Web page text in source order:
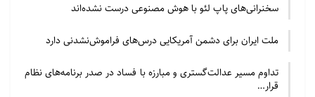
مقالات آن سمینار نیز اکنون آماده است و حتی مراحل
چاپ آن انجام شده و تقریباً نزدیک به انتشار است.
نویسندگان مختلفی نیز در رشته‌های گوناگون اعم از رشته
منطق تا رشته فولکلور تا تخصص‌های دیگر مقالاتی ارائه
سخنرانی‌های پاپ لئو با هوش مصنوعی درست نشده‌اند
ملت ایران برای دشمن آمریکایی درس‌های فراموش‌نشدنی دارد
تداوم مسیر عدالت‌گستری و مبارزه با فساد در صدر برنامه‌های نظام
قرار…